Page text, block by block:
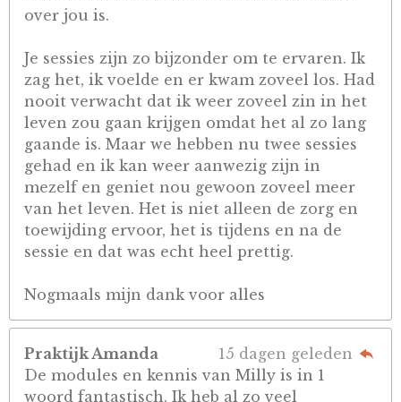
over jou is.
Je sessies zijn zo bijzonder om te ervaren. Ik
zag het, ik voelde en er kwam zoveel los. Had
nooit verwacht dat ik weer zoveel zin in het
leven zou gaan krijgen omdat het al zo lang
gaande is. Maar we hebben nu twee sessies
gehad en ik kan weer aanwezig zijn in
mezelf en geniet nou gewoon zoveel meer
van het leven. Het is niet alleen de zorg en
toewijding ervoor, het is tijdens en na de
sessie en dat was echt heel prettig.
Nogmaals mijn dank voor alles
Praktijk Amanda
15 dagen geleden
De modules en kennis van Milly is in 1
woord fantastisch. Ik heb al zo veel